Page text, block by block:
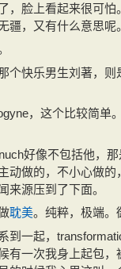
，脸上看起来很可
疆，又有什么意思呢。
个快乐男生刘著，
，这个比较简单
好像不包括他，
动做的，不小心做
来源压到了下面。
耽美。纯粹，极端。
到一起，
有一次我身上起包